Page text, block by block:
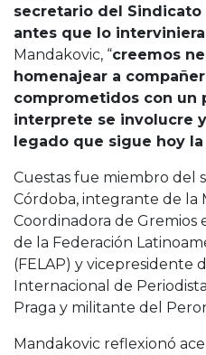
secretario del Sindicato
antes que lo
Mandakovic, “creemos
homenajear a
comprometidos con un
interprete se involucre
legado que sigue hoy
Cuestas fue miembro del
Córdoba, integrante de la
Coordinadora de Gremios
de la Federación
(FELAP) y vicepresidente
Internacional de
Praga y militante del
Mandakovic reflexionó